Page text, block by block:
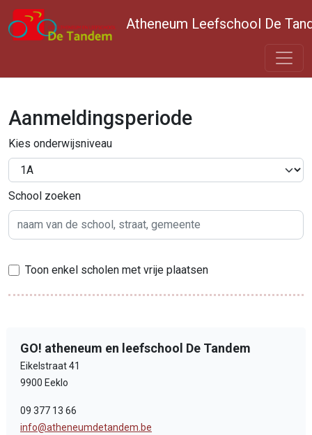
Atheneum Leefschool De
Aanmeldingsperiode
Kies onderwijsniveau
School zoeken
Toon enkel scholen met vrije plaatsen
GO! atheneum en leefschool De Tandem
Eikelstraat 41
9900 Eeklo
09 377 13 66
info@atheneumdetandem.be